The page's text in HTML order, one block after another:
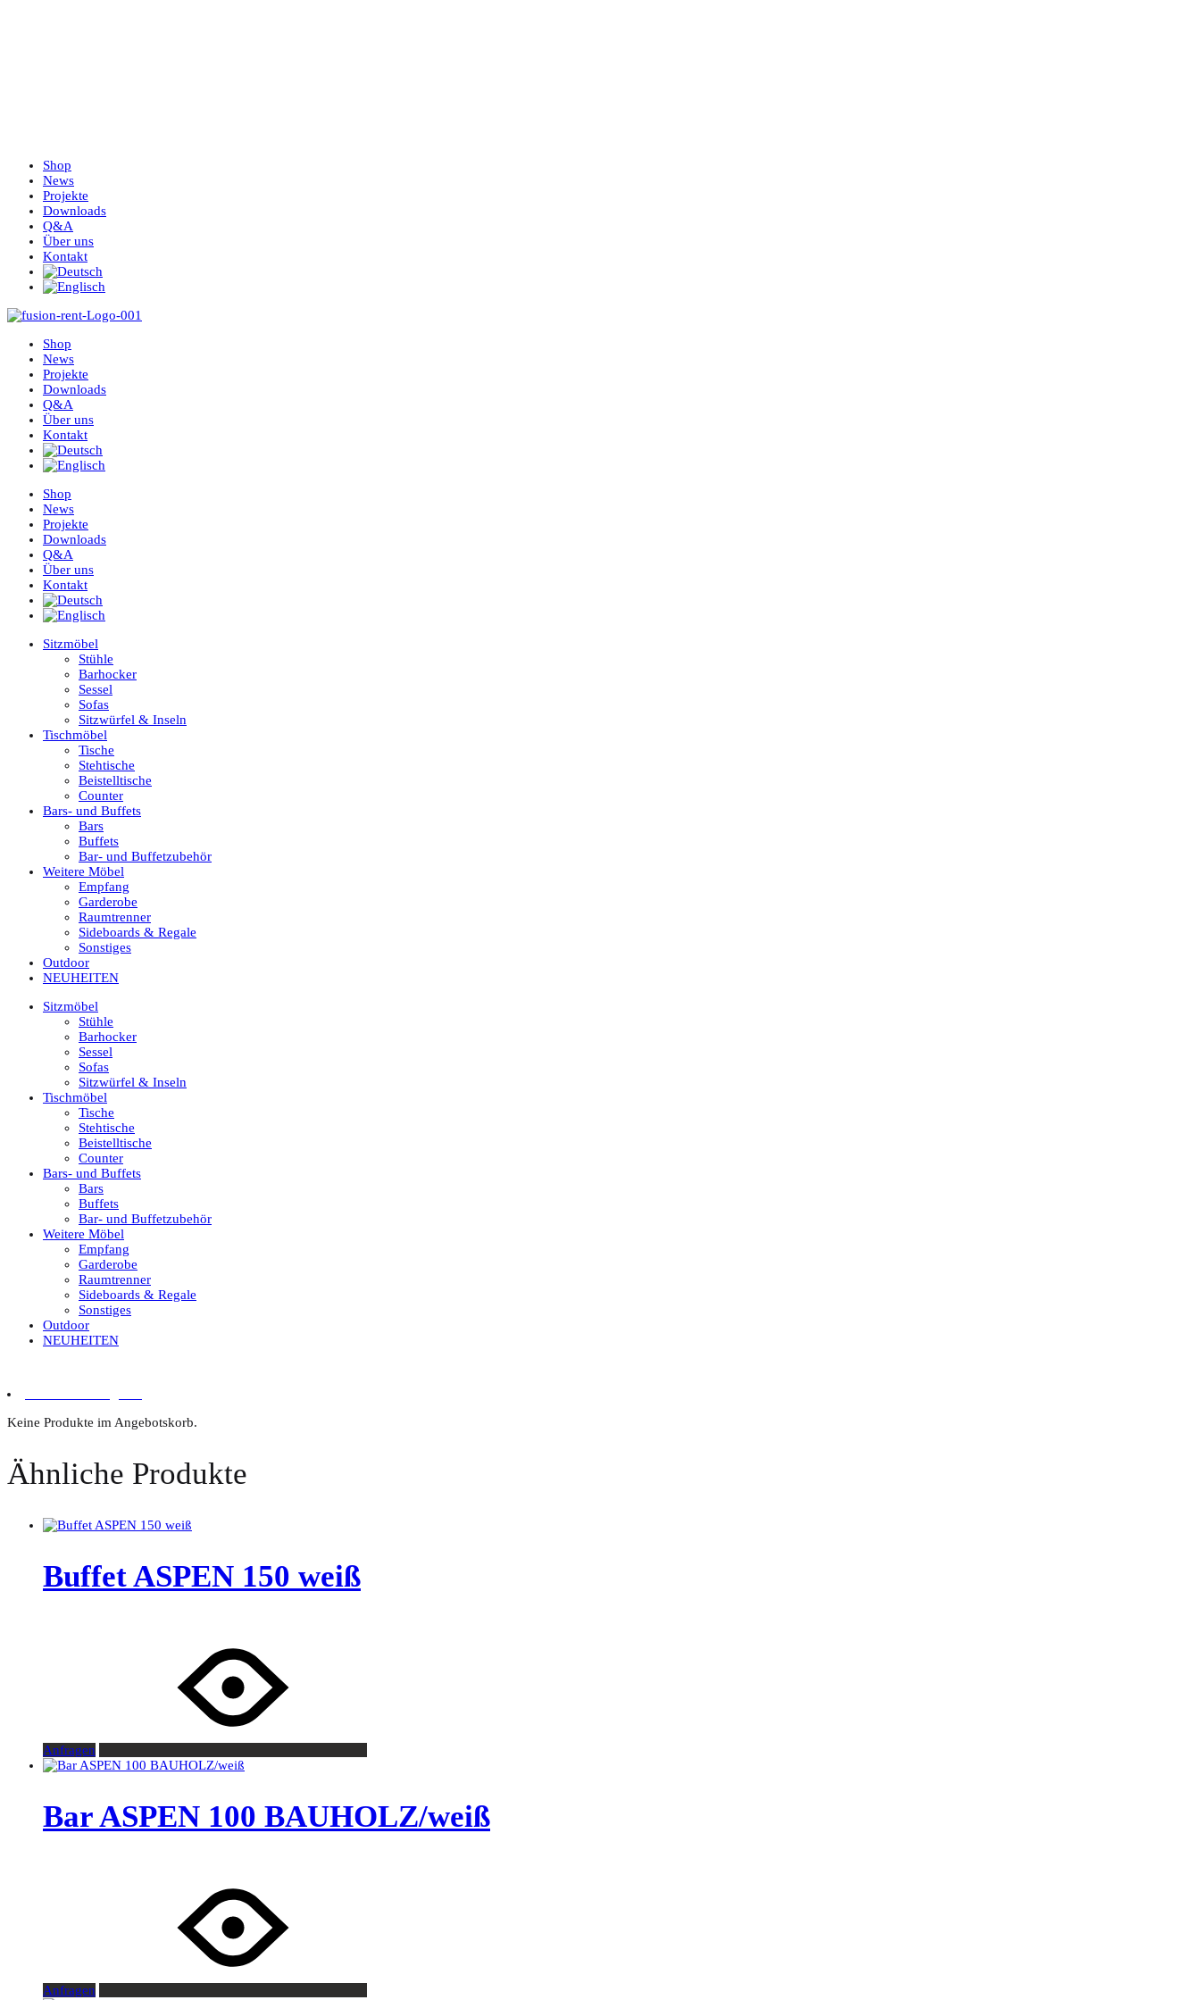
Shop
News
Projekte
Downloads
Q&A
Über uns
Kontakt
Shop
News
Projekte
Downloads
Q&A
Über uns
Kontakt
Shop
News
Projekte
Downloads
Q&A
Über uns
Kontakt
Sitzmöbel
Stühle
Barhocker
Sessel
Sofas
Sitzwürfel & Inseln
Tischmöbel
Tische
Stehtische
Beistelltische
Counter
Bars- und Buffets
Bars
Buffets
Bar- und Buffetzubehör
Weitere Möbel
Empfang
Garderobe
Raumtrenner
Sideboards & Regale
Sonstiges
Outdoor
NEUHEITEN
Sitzmöbel
Stühle
Barhocker
Sessel
Sofas
Sitzwürfel & Inseln
Tischmöbel
Tische
Stehtische
Beistelltische
Counter
Bars- und Buffets
Bars
Buffets
Bar- und Buffetzubehör
Weitere Möbel
Empfang
Garderobe
Raumtrenner
Sideboards & Regale
Sonstiges
Outdoor
NEUHEITEN
Keine Produkte im Angebotskorb.
Ähnliche Produkte
Buffet ASPEN 150 weiß
Anfragen
Bar ASPEN 100 BAUHOLZ/weiß
Anfragen